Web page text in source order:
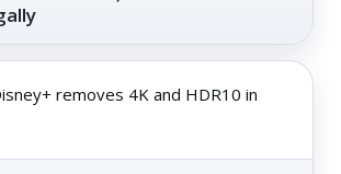
removes 4K and HDR10 in